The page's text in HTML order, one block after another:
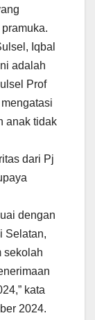
Iqbal
adalah
Prof
anak tidak
dari Pj
dengan
Selatan,
sekolah
kata
2024.